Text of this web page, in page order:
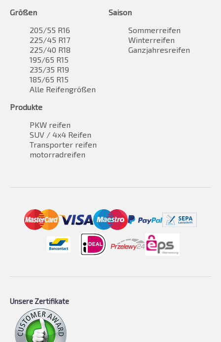
Größen
205/55 R16
225/45 R17
225/40 R18
195/65 R15
235/35 R19
185/65 R15
Alle Reifengrößen
Saison
Sommerreifen
Winterreifen
Ganzjahresreifen
Produkte
PKW reifen
SUV / 4x4 Reifen
Transporter reifen
motorradreifen
Unsere Zertifikate